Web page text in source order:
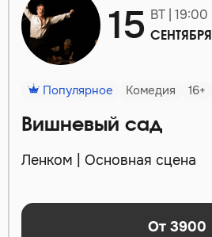
15 ВТ | 19:00
СЕНТЯБРЯ
Популярное Комедия 16+
Вишневый сад
Ленком | Основная сцена
От 3900